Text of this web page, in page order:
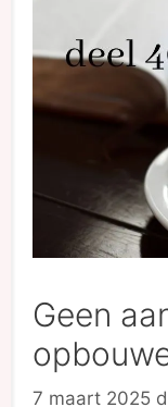
Geen
7 maart 2025